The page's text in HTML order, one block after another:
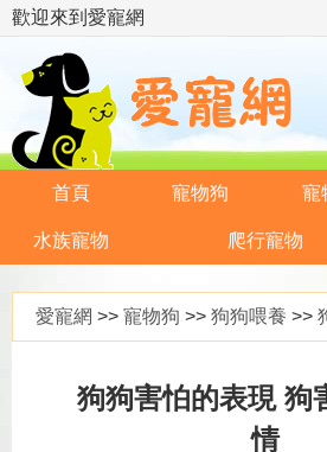
歡迎來到愛寵網
首頁 寵物狗 寵
水族寵物 爬行寵物
愛寵網 >> 寵物狗 >> 狗狗喂養 >>
狗狗害怕的表現 狗
情